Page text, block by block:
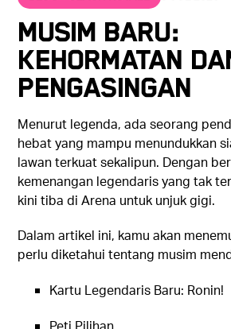
Musim Baru:
Kehormatan
Pengasingan
Menurut legenda, ada seorang
hebat yang mampu menundukkan
lawan terkuat sekalipun. Dengan
kemenangan legendaris yang tak
kini tiba di Arena untuk unjuk gigi.
Dalam artikel ini, kamu akan
perlu diketahui tentang musim
Kartu Legendaris Baru: Ronin!
Peti Pilihan